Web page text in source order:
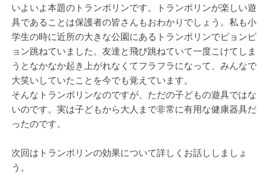
いよいよ本題のトランポリンです。トランポリンが楽しい遊
具であることは保護者の皆さんもおわかりでしょう。私も小
学生の時に近所の大きな公園にあるトランポリンでピョンピ
ョン跳ねていました。友達と飛び跳ねていて一度こけてしま
うとなかなか起き上がれなくてフラフラになって、みんなで
大笑いしていたことを今でも覚えています。
そんなトランポリンなのですが、ただの子どもの遊具ではな
いのです。実は子どもから大人まで非常に有用な健康器具だ
ったのです。
次回はトランポリンの効果について詳しくお話ししましょ
う。